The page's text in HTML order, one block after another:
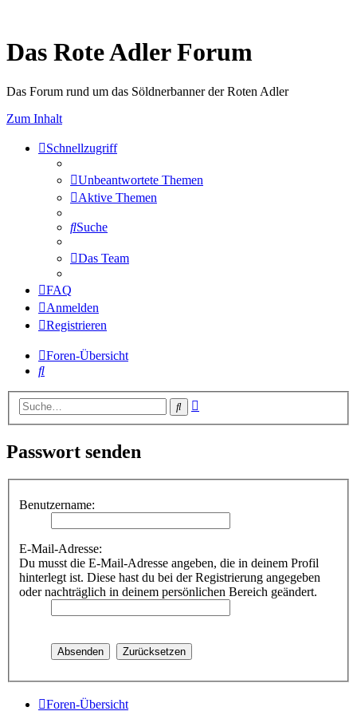
Das Rote Adler Forum
Das Forum rund um das Söldnerbanner der Roten Adler
Zum Inhalt
Schnellzugriff
Unbeantwortete Themen
Aktive Themen
Suche
Das Team
FAQ
Anmelden
Registrieren
Foren-Übersicht
Suche
Suche
Passwort senden
Benutzername:
E-Mail-Adresse:
Du musst die E-Mail-Adresse angeben, die in deinem Profil
hinterlegt ist. Diese hast du bei der Registrierung angegeben
oder nachträglich in deinem persönlichen Bereich geändert.
Foren-Übersicht